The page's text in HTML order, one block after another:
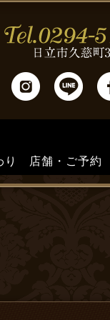
り 店舗・ご予約